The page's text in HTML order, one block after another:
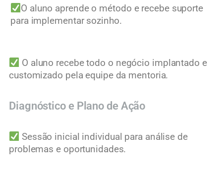
O aluno aprende o método e recebe suporte
para implementar sozinho.
O aluno recebe todo o negócio implantado e
customizado pela equipe da mentoria.
Diagnóstico e Plano de Ação
Sessão inicial individual para análise de
problemas e oportunidades.